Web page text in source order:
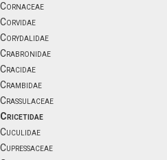
Cornaceae
Corvidae
Corydalidae
Crabronidae
Cracidae
Crambidae
Crassulaceae
Cricetidae
Cuculidae
Cupressaceae